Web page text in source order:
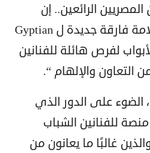
المصريين الرائعين.. إن
العمل مع أركان هو علامة فارقة جديدة ل Gyptian
لفرص هائلة للفنانين
التعاون والإلهام “.
على الدور الذي
للفنانين الشباب
غالبًا ما يعانون من